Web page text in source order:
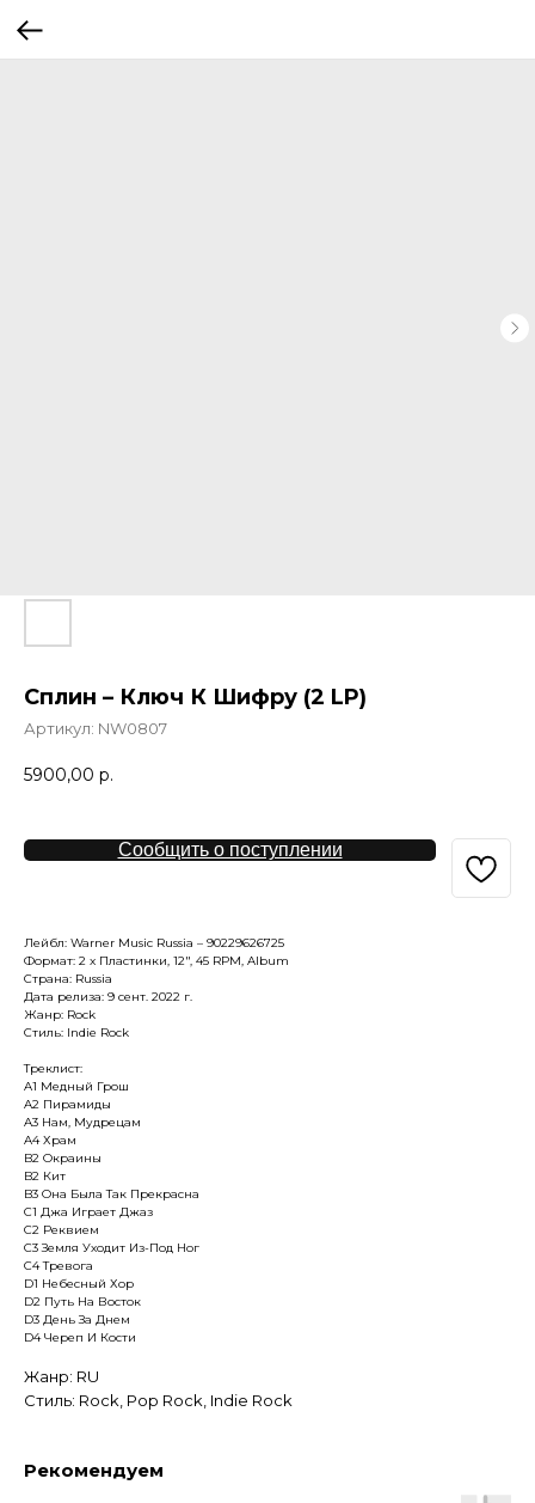
Сплин – Ключ К Шифру (2 LP)
Артикул: NW0807
5900,00 р.
Сообщить о поступлении
Лейбл: Warner Music Russia – 90229626725
Формат: 2 x Пластинки, 12", 45 RPM, Album
Страна: Russia
Дата релиза: 9 сент. 2022 г.
Жанр: Rock
Стиль: Indie Rock
Треклист:
A1 Медный Грош
A2 Пирамиды
A3 Нам, Мудрецам
A4 Храм
B2 Окраины
B2 Кит
B3 Она Была Так Прекрасна
C1 Джа Играет Джаз
C2 Реквием
C3 Земля Уходит Из-Под Ног
C4 Тревога
D1 Небесный Хор
D2 Путь На Восток
D3 День За Днем
D4 Череп И Кости
Жанр: RU
Стиль: Rock, Pop Rock, Indie Rock
Рекомендуем